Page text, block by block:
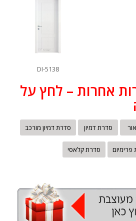
DI-5138
אחרות – לחץ על
סדרת דמיון סדרת דמיון מורכב
סדרת קלאסי